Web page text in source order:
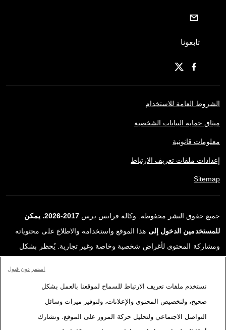
تابعونا
الشروط العامة للاستخدام
ميثاق حماية البيانات الشخصية
معلومات قانونية
إعدادات ملفات تعريف الارتباط
Sitemap
جميع حقوق النشر محفوظة. وكالة فرانس برس
2017-2026. يمكن
للمستخدمين الدخول إلى هذا الموقع واستخدامه والاطلاع على محتوياته
ومشاركة المحتوى لأغراض شخصية وخاصة وغير تجارية. يُحظر بشكل
ترخيص محددة موقعة مع وكالة فرانس برس. المواد والروابط الواردة في
التقارير، والتي لم تنتجها وكالة فرانس برس، مستخدمة فقط وبالقدر
اللازم كعناصر إثبات لمحتوى هذه التقارير. لم تحصل فرانس برس على أي
نستخدم ملفات تعريف الارتباط للسماح لموقعنا بالعمل بشكل
صحيح، ولتخصيص المحتوى والإعلانات، ولتوفير ميزات وسائل
التواصل الاجتماعي ولتحليل حركة المرور على الموقع. ونشارك
استمر دون قبول